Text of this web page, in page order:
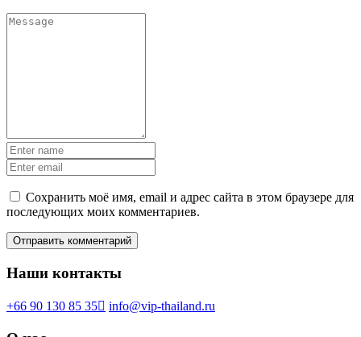
Сохранить моё имя, email и адрес сайта в этом браузере для
последующих моих комментариев.
Наши контакты
+66 90 130 85 35 info@vip-thailand.ru